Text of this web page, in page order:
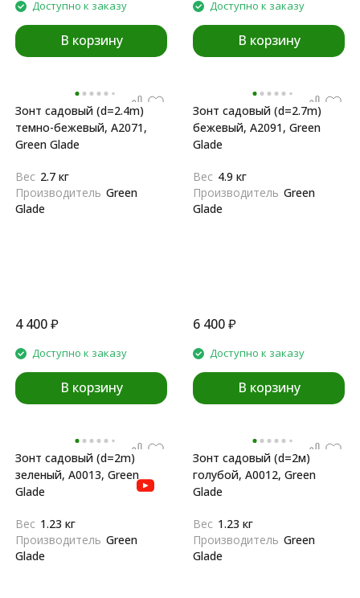
Доступно к заказу
В корзину
Доступно к заказу
В корзину
Зонт садовый (d=2.4m)
темно-бежевый, A2071,
Green Glade
Вес 2.7 кг
Производитель Green
Glade
4 400₽
Доступно к заказу
В корзину
Зонт садовый (d=2.7m)
бежевый, A2091, Green
Glade
Вес 4.9 кг
Производитель Green
Glade
6 400₽
Доступно к заказу
В корзину
Зонт садовый (d=2m)
зеленый, A0013, Green
Glade
Вес 1.23 кг
Производитель Green
Glade
Зонт садовый (d=2м)
голубой, A0012, Green
Glade
Вес 1.23 кг
Производитель Green
Glade